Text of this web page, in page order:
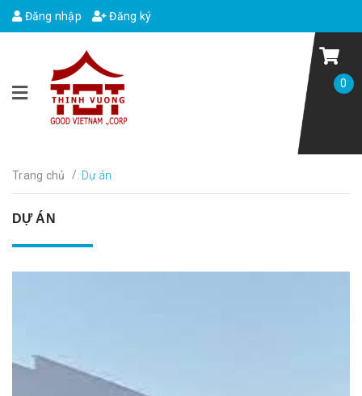
Đăng nhập Đăng ký
0
Trang chủ / Dự án
DỰ ÁN